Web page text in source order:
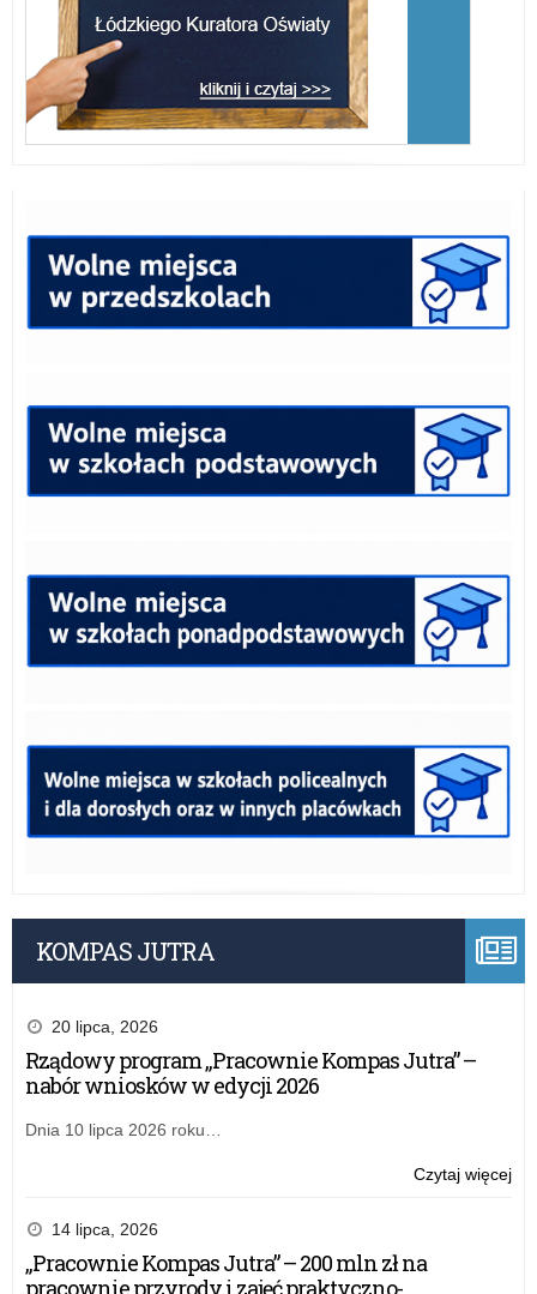
KOMPAS JUTRA
20 lipca, 2026
Rządowy program „Pracownie Kompas Jutra” –
nabór wniosków w edycji 2026
Dnia 10 lipca 2026 roku…
Czytaj więcejo:
14 lipca, 2026
„Pracownie Kompas Jutra” – 200 mln zł na
pracownie przyrody i zajęć praktyczno-